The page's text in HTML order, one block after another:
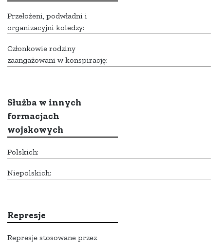
Przełożeni, podwładni i
organizacyjni koledzy:
Członkowie rodziny
zaangażowani w konspirację:
Służba w innych
formacjach
wojskowych
Polskich:
Niepolskich:
Represje
Represje stosowane przez